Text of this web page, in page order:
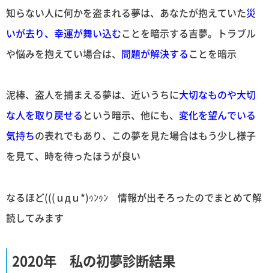
知らない人に何かを盗まれる夢は、あなたが抱えていた災
いが去り、幸運が舞い込むことを暗示する吉夢。トラブル
や悩みを抱えてい場合は、 問題が解決することを暗示
泥棒、盗人を捕まえる夢は、近いうちに大切なものや大切
な人を取り戻せるという暗示、他にも、 変化を望んでいる
気持ちの表れでもあり、この夢を見た場合はもう少し様子
を見て、時を待ったほうが良い
なるほど(((ｕдｕ*)ｩﾝｩﾝ 情報が出そろったのでまとめて解
読してみます
2020年 私の初夢診断結果